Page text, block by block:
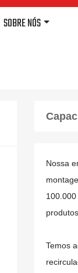
SOBRE NÓS
Nossa
Temos